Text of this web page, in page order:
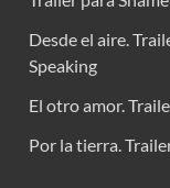
Desde el aire.
Speaking
El otro amor.
Por la tierra.